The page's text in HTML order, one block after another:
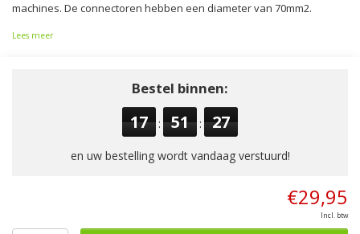
machines. De connectoren hebben een diameter van 70mm2.
Lees meer
Bestel binnen:
17 : 51 : 27
en uw bestelling wordt vandaag verstuurd!
€29,95
Incl. btw